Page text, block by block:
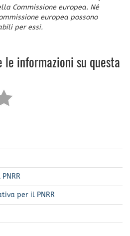
Commissione europea. Né
europea possono
per essi.
le informazioni su questa
per il PNRR